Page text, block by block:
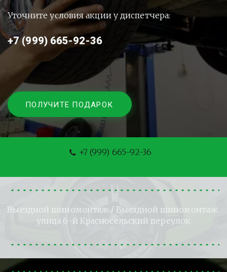
Уточните условия акции у диспетчера:
+7 (999) 665-92-36
ПОЛУЧИТЕ ПОДАРОК
+7 (999) 665-92-36
Выездной шиномонтаж / Выездной шиномонтаж
улица 6-й Красносельский переулок